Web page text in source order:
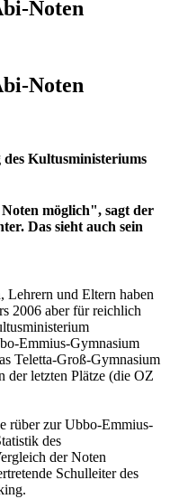
Noten
Noten
Kultusministeriums
möglich", sagt der
Das sieht auch sein
Lehrern und Eltern haben
2006 aber für reichlich
Emmius-Gymnasium
Teletta-Groß-Gymnasium
der letzten Plätze (die OZ
rüber zur Ubbo-Emmius-
des
der Noten
Schulleiter des